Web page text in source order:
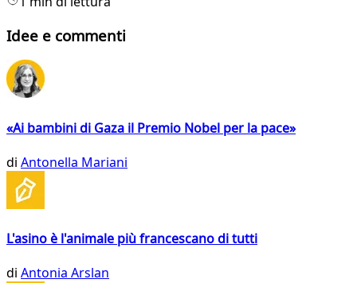
Idee e commenti
«Ai bambini di Gaza il Premio Nobel per la pace»
di Antonella Mariani
L'asino è l'animale più francescano di tutti
di Antonia Arslan